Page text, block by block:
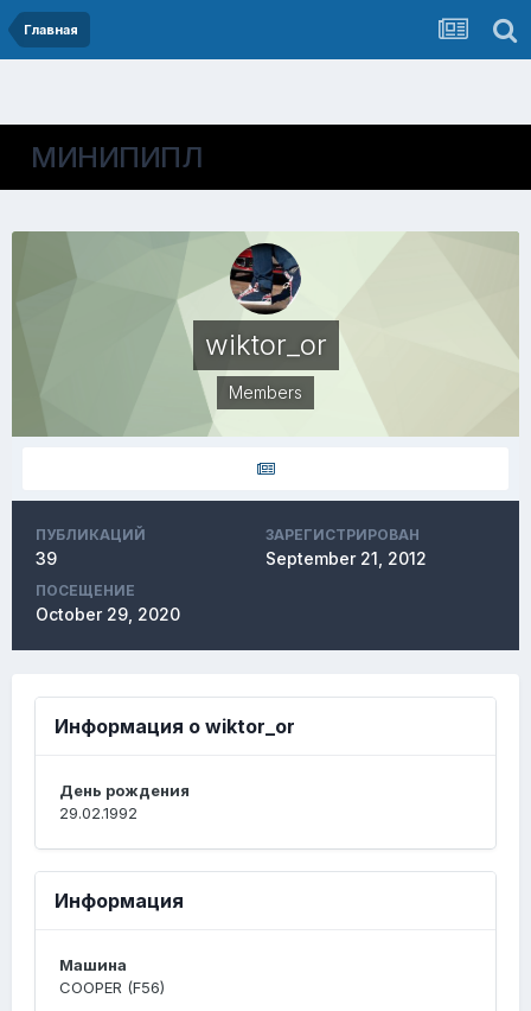
Главная
МИНИПИПЛ
wiktor_or
Members
ПУБЛИКАЦИЙ
39
ЗАРЕГИСТРИРОВАН
September 21, 2012
ПОСЕЩЕНИЕ
October 29, 2020
Информация о wiktor_or
День рождения
29.02.1992
Информация
Машина
COOPER (F56)